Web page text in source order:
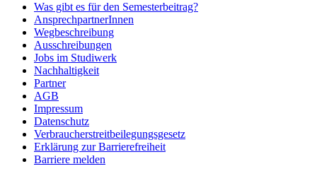
Was gibt es für den Semesterbeitrag?
AnsprechpartnerInnen
Wegbeschreibung
Ausschreibungen
Jobs im Studiwerk
Nachhaltigkeit
Partner
AGB
Impressum
Datenschutz
Verbraucherstreitbeilegungsgesetz
Erklärung zur Barrierefreiheit
Barriere melden